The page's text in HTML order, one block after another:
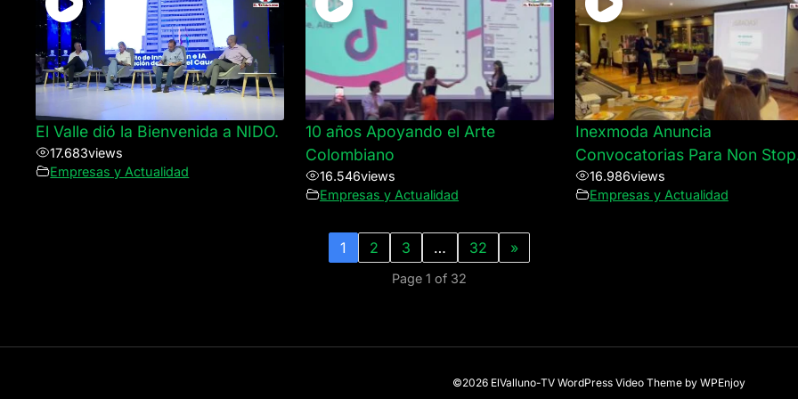
El Valle dió la Bienvenida a NIDO.
17.683views
Empresas y Actualidad
10 años Apoyando el Arte
Colombiano
16.546views
Empresas y Actualidad
Inexmoda Anuncia
Convocatorias Para Non
16.986views
Empresas y Actualidad
1 2 3 … 32 »
Page 1 of 32
©2026 ElValluno-TV WordPress Video Themeby WPEnjoy